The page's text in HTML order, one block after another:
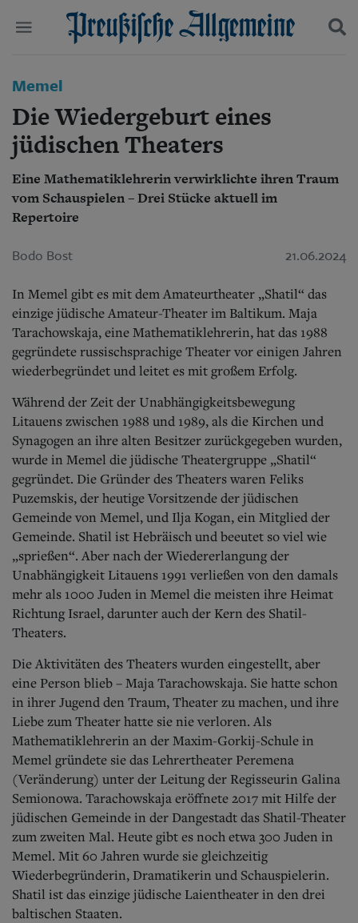
Start
Wer wir sind
Aktuelle Ausgabe
Abonnenten-Login
Abonnent werden
Abo Prämien
Archiv
Mediadaten
Wirtschaft
Panorama
Gesellschaft
Leben
Geschichte
Ostpreußen
Bücher
Kontakt
Impressum
Datenschutz
Suchen und finden
Memel
Die Wiedergeburt eines
jüdischen Theaters
Eine Mathematiklehrerin verwirklichte ihren Traum
vom Schauspielen – Drei Stücke aktuell im
Repertoire
Bodo Bost 21.06.2024
In Memel gibt es mit dem Amateurtheater „Shatil“ das
einzige jüdische Amateur-Theater im Baltikum. Maja
Tarachowskaja, eine Mathematiklehrerin, hat das 1988
gegründete russischsprachige Theater vor einigen Jahren
wiederbegründet und leitet es mit großem Erfolg.
Während der Zeit der Unabhängigkeitsbewegung
Litauens zwischen 1988 und 1989, als die Kirchen und
Synagogen an ihre alten Besitzer zurückgegeben wurden,
wurde in Memel die jüdische Theatergruppe „Shatil“
gegründet. Die Gründer des Theaters waren Feliks
Puzemskis, der heutige Vorsitzende der jüdischen
Gemeinde von Memel, und Ilja Kogan, ein Mitglied der
Gemeinde. Shatil ist Hebräisch und beeutet so viel wie
„sprießen“. Aber nach der Wiedererlangung der
Unabhängigkeit Litauens 1991 verließen von den damals
mehr als 1000 Juden in Memel die meisten ihre Heimat
Richtung Israel, darunter auch der Kern des Shatil-
Theaters.
Die Aktivitäten des Theaters wurden eingestellt, aber
eine Person blieb – Maja Tarachowskaja. Sie hatte schon
in ihrer Jugend den Traum, Theater zu machen, und ihre
Liebe zum Theater hatte sie nie verloren. Als
Mathematiklehrerin an der Maxim-Gorkij-Schule in
Memel gründete sie das Lehrertheater Peremena
(Veränderung) unter der Leitung der Regisseurin Galina
Semionowa. Tarachowskaja eröffnete 2017 mit Hilfe der
jüdischen Gemeinde in der Dangestadt das Shatil-Theater
zum zweiten Mal. Heute gibt es noch etwa 300 Juden in
Memel. Mit 60 Jahren wurde sie gleichzeitig
Wiederbegründerin, Dramatikerin und Schauspielerin.
Shatil ist das einzige jüdische Laientheater in den drei
baltischen Staaten.